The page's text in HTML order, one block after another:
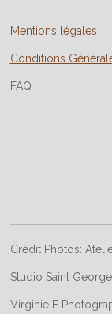
Mentions légales
Conditions
FAQ
Crédit Photos:
Studio Saint
Virginie F